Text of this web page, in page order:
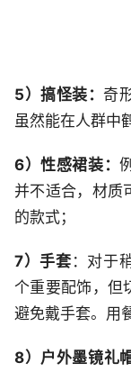
5）搞怪装：奇
虽然能在人群中
6）性感裙装：
并不适合，材质
的款式；
7）手套：对于
个重要配饰，但
避免戴手套。用
8）户外墨镜礼